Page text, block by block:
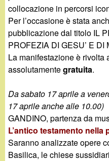
collocazione in percorsi
Per l’occasione è stata
pubblicazione dal titolo IL
PROFEZIA DI GESU’ E DI
La manifestazione è rivolta
assolutamentegratuita.
Da sabato 17 aprile a
17 aprile anche alle 10.00)
GANDINO, partenza da
L’antico testamento nella
Saranno analizzate opere
Basilica, le chiese